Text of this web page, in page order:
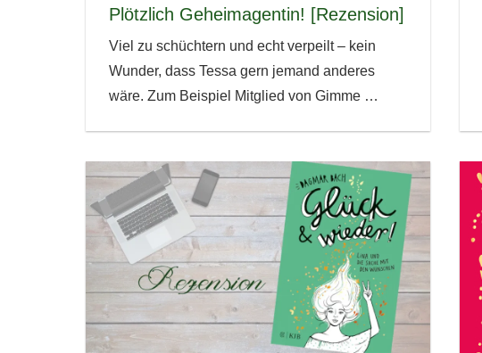
Plötzlich Geheimagentin! [Rezension]
Viel zu schüchtern und echt verpeilt – kein
Wunder, dass Tessa gern jemand anderes
wäre. Zum Beispiel Mitglied von Gimme …